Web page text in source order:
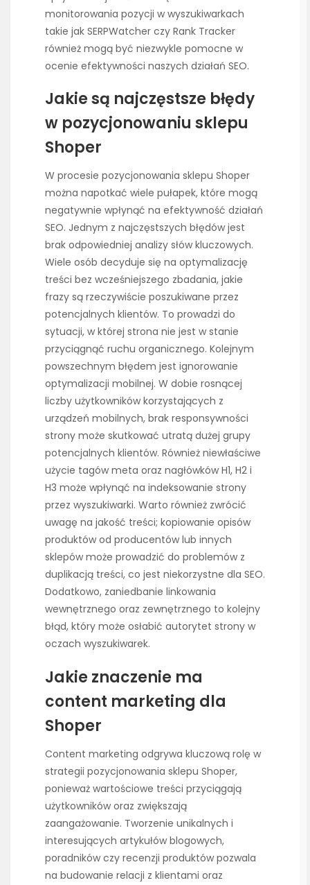
monitorowania pozycji w wyszukiwarkach
takie jak SERPWatcher czy Rank Tracker
również mogą być niezwykle pomocne w
ocenie efektywności naszych działań SEO.
Jakie są najczęstsze błędy
w pozycjonowaniu sklepu
Shoper
W procesie pozycjonowania sklepu Shoper
można napotkać wiele pułapek, które mogą
negatywnie wpłynąć na efektywność działań
SEO. Jednym z najczęstszych błędów jest
brak odpowiedniej analizy słów kluczowych.
Wiele osób decyduje się na optymalizację
treści bez wcześniejszego zbadania, jakie
frazy są rzeczywiście poszukiwane przez
potencjalnych klientów. To prowadzi do
sytuacji, w której strona nie jest w stanie
przyciągnąć ruchu organicznego. Kolejnym
powszechnym błędem jest ignorowanie
optymalizacji mobilnej. W dobie rosnącej
liczby użytkowników korzystających z
urządzeń mobilnych, brak responsywności
strony może skutkować utratą dużej grupy
potencjalnych klientów. Również niewłaściwe
użycie tagów meta oraz nagłówków H1, H2 i
H3 może wpłynąć na indeksowanie strony
przez wyszukiwarki. Warto również zwrócić
uwagę na jakość treści; kopiowanie opisów
produktów od producentów lub innych
sklepów może prowadzić do problemów z
duplikacją treści, co jest niekorzystne dla SEO.
Dodatkowo, zaniedbanie linkowania
wewnętrznego oraz zewnętrznego to kolejny
błąd, który może osłabić autorytet strony w
oczach wyszukiwarek.
Jakie znaczenie ma
content marketing dla
Shoper
Content marketing odgrywa kluczową rolę w
strategii pozycjonowania sklepu Shoper,
ponieważ wartościowe treści przyciągają
użytkowników oraz zwiększają
zaangażowanie. Tworzenie unikalnych i
interesujących artykułów blogowych,
poradników czy recenzji produktów pozwala
na budowanie relacji z klientami oraz